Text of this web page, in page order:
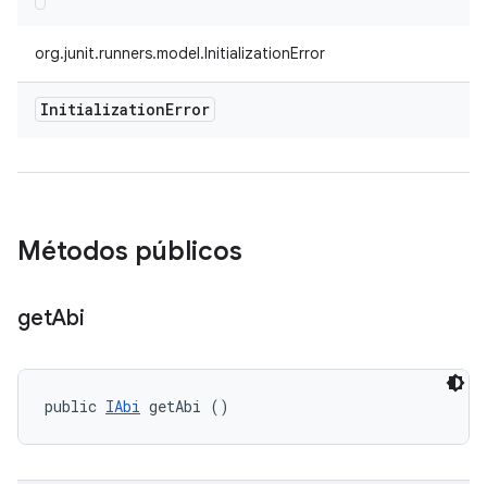
org.junit.runners.model.InitializationError
InitializationError
Métodos públicos
getAbi
public IAbi getAbi ()